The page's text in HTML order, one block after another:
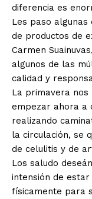
diferencia es
Les paso
de productos de
Carmen
algunos de las
calidad y
La primavera
empezar ahora a
realizando
la circulación, se
de celulitis y de
Los saludo
intensión de
físicamente para